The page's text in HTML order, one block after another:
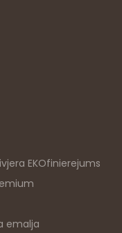
EKOfinierejums
emalja